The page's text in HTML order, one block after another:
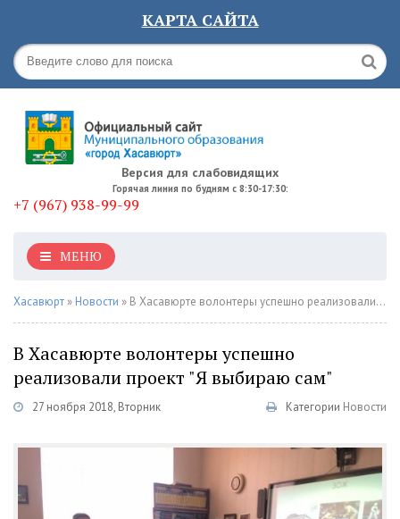
КАРТА САЙТА
Версия для слабовидящих
Горячая линия по будням с 8:30-17:30:
+7 (967) 938-99-99
МЕНЮ
Хасавюрт » Новости » В Хасавюрте волонтеры успешно реализовали проект "Я выбираю сам"
В Хасавюрте волонтеры успешно
реализовали проект "Я выбираю сам"
27 ноября 2018, Вторник Категории Новости